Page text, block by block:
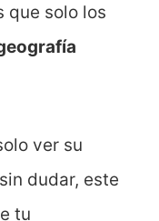
que solo los
ver su
dudar, este
tu